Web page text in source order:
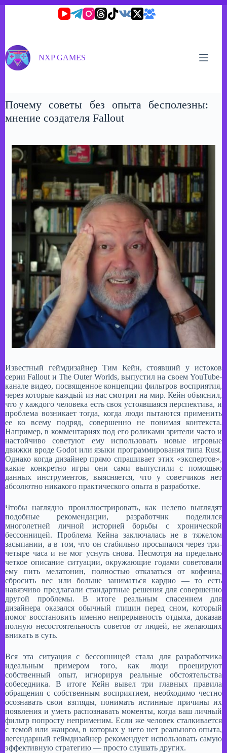
NXP GAMES
Почему советы без опыта бесполезны:
мнение создателя Fallout
Известный геймдизайнер Тим Кейн, стоявший у истоков
серии Fallout и The Outer Worlds, выпустил на своем YouTube-
канале видео, посвященное концепции фильтров восприятия,
через которые каждый из нас смотрит на мир. Кейн объяснил,
что у каждого человека есть своя устоявшаяся перспектива, и
проблема возникает тогда, когда люди пытаются применить
ее ко всему подряд, совершенно не понимая контекста.
Например, в комментариях под его роликами зрители часто и
настойчиво советуют ему использовать новые игровые
движки вроде Godot или языки программирования типа Rust.
Однако когда дизайнер прямо спрашивает этих «экспертов»,
какие конкретно игры они сами выпустили с помощью
данных инструментов, выясняется, что у советчиков нет
абсолютно никакого практического опыта в разработке.​
Чтобы наглядно проиллюстрировать, как нелепо выглядят
подобные рекомендации, разработчик поделился
многолетней личной историей борьбы с хронической
бессонницей. Проблема Кейна заключалась не в тяжелом
засыпании, а в том, что он стабильно просыпался через три-
четыре часа и не мог уснуть снова. Несмотря на предельно
четкое описание ситуации, окружающие годами советовали
ему пить мелатонин, полностью отказаться от кофеина,
сбросить вес или больше заниматься кардио — то есть
навязчиво предлагали стандартные решения для совершенно
другой проблемы. В итоге реальным спасением для
дизайнера оказался обычный глицин перед сном, который
помог восстановить именно непрерывность отдыха, доказав
полную несостоятельность советов от людей, не желающих
вникать в суть.
​Вся эта ситуация с бессонницей стала для разработчика
идеальным примером того, как люди проецируют
собственный опыт, игнорируя реальные обстоятельства
собеседника. В итоге Кейн вывел три главных правила
обращения с собственным восприятием, необходимо честно
осознавать свои взгляды, понимать истинные причины их
появления и уметь распознавать моменты, когда ваш личный
фильтр попросту неприменим. Если же человек сталкивается
с темой или жанром, в которых у него нет реального опыта,
легендарный геймдизайнер рекомендует использовать самую
эффективную стратегию — просто слушать других.